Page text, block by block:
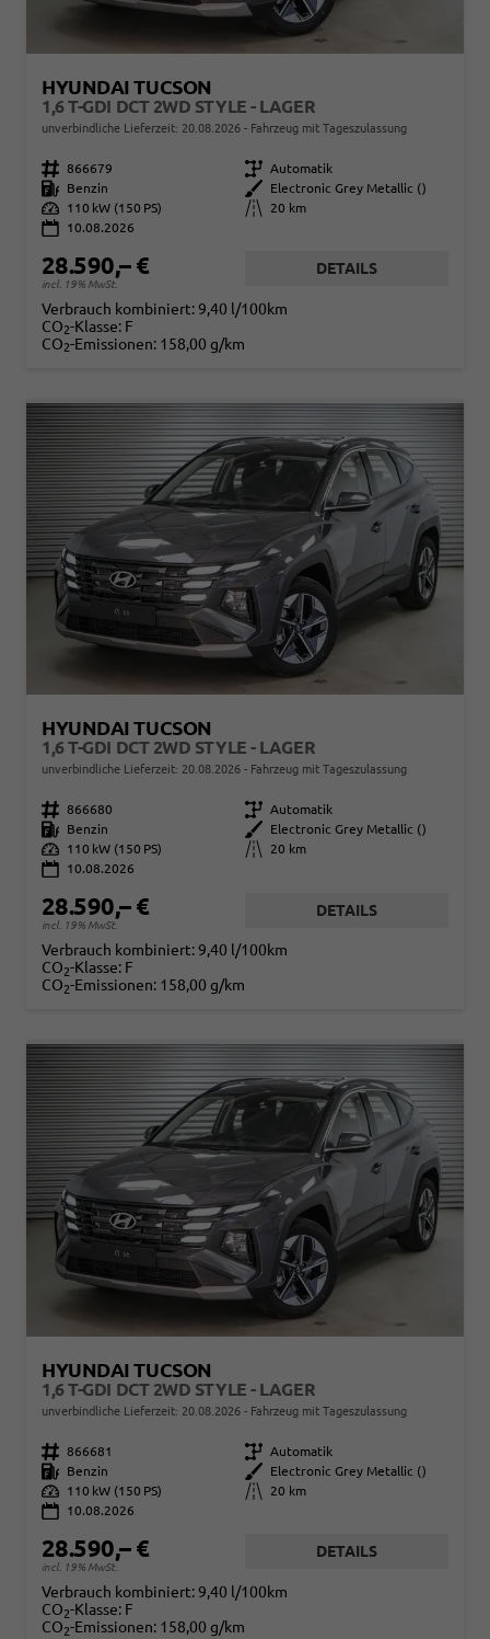
HYUNDAI TUCSON
1,6 T-GDI DCT 2WD STYLE - LAGER
unverbindliche Lieferzeit: 20.08.2026 Fahrzeug mit Tageszulassung
Fahrzeugnr. 866679 Getriebe
Automatik
Kraftstoff
Benzin Außenfarbe
Electronic Grey Metallic ()
Leistung
110 kW (150 PS) Kilometerstand
20 km
10.08.2026
28.590,– €
incl. 19% MwSt.
DETAILS
Verbrauch kombiniert: 9,40 l/100km
CO2-Klasse: F
CO2-Emissionen: 158,00 g/km
HYUNDAI TUCSON
1,6 T-GDI DCT 2WD STYLE - LAGER
unverbindliche Lieferzeit: 20.08.2026 Fahrzeug mit Tageszulassung
Fahrzeugnr. 866680 Getriebe Automatik
Kraftstoff
Benzin Außenfarbe
Electronic Grey Metallic ()
Leistung
110 kW (150 PS) Kilometerstand
20 km
10.08.2026
28.590,– €
incl. 19% MwSt.
DETAILS
Verbrauch kombiniert: 9,40 l/100km
CO2-Klasse: F
CO2-Emissionen: 158,00 g/km
HYUNDAI TUCSON
1,6 T-GDI DCT 2WD STYLE - LAGER
unverbindliche Lieferzeit: 20.08.2026 Fahrzeug mit Tageszulassung
Fahrzeugnr. 866681 Getriebe Automatik
Kraftstoff
Benzin Außenfarbe
Electronic Grey Metallic ()
Leistung
110 kW (150 PS) Kilometerstand
20 km
10.08.2026
28.590,– €
incl. 19% MwSt.
DETAILS
Verbrauch kombiniert: 9,40 l/100km
CO2-Klasse: F
CO2-Emissionen: 158,00 g/km